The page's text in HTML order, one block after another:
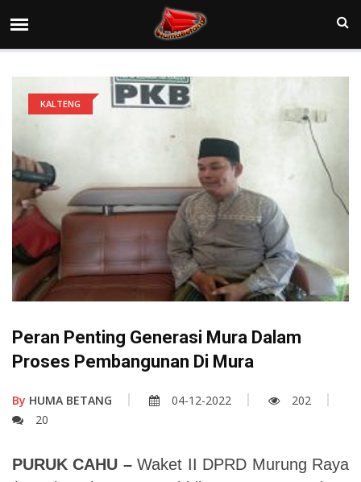
KALTENG
Peran Penting Generasi Mura Dalam
Proses Pembangunan Di Mura
By HUMA BETANG 04-12-2022
202
20
PURUK CAHU –Waket II DPRD Murung Raya